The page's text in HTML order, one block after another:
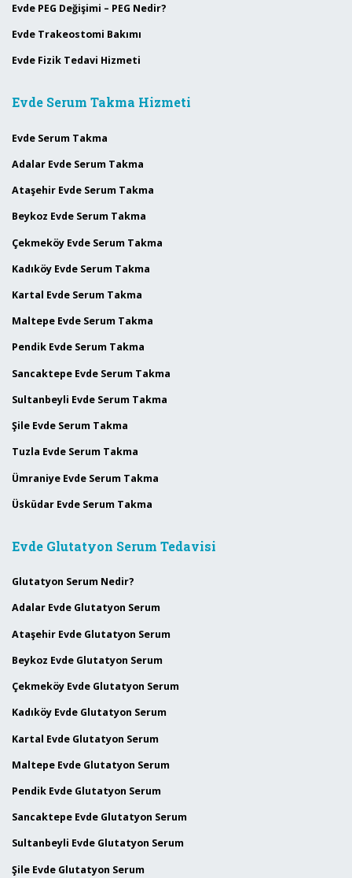
Evde PEG Değişimi – PEG Nedir?
Evde Trakeostomi Bakımı
Evde Fizik Tedavi Hizmeti
Evde Serum Takma Hizmeti
Evde Serum Takma
Adalar Evde Serum Takma
Ataşehir Evde Serum Takma
Beykoz Evde Serum Takma
Çekmeköy Evde Serum Takma
Kadıköy Evde Serum Takma
Kartal Evde Serum Takma
Maltepe Evde Serum Takma
Pendik Evde Serum Takma
Sancaktepe Evde Serum Takma
Sultanbeyli Evde Serum Takma
Şile Evde Serum Takma
Tuzla Evde Serum Takma
Ümraniye Evde Serum Takma
Üsküdar Evde Serum Takma
Evde Glutatyon Serum Tedavisi
Glutatyon Serum Nedir?
Adalar Evde Glutatyon Serum
Ataşehir Evde Glutatyon Serum
Beykoz Evde Glutatyon Serum
Çekmeköy Evde Glutatyon Serum
Kadıköy Evde Glutatyon Serum
Kartal Evde Glutatyon Serum
Maltepe Evde Glutatyon Serum
Pendik Evde Glutatyon Serum
Sancaktepe Evde Glutatyon Serum
Sultanbeyli Evde Glutatyon Serum
Şile Evde Glutatyon Serum